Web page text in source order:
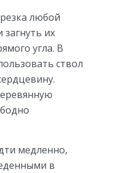
любой
их
угла. В
ствол
медленно,
в